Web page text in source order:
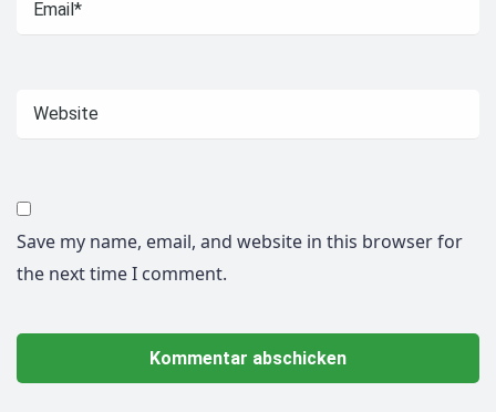
Save my name, email, and website in this browser for
the next time I comment.